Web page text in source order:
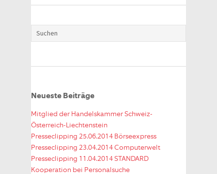
Neueste Beiträge
Mitglied der Handelskammer Schweiz-
Österreich-Liechtenstein
Presseclipping 25.06.2014 Börseexpress
Presseclipping 23.04.2014 Computerwelt
Presseclipping 11.04.2014 STANDARD
Kooperation bei Personalsuche